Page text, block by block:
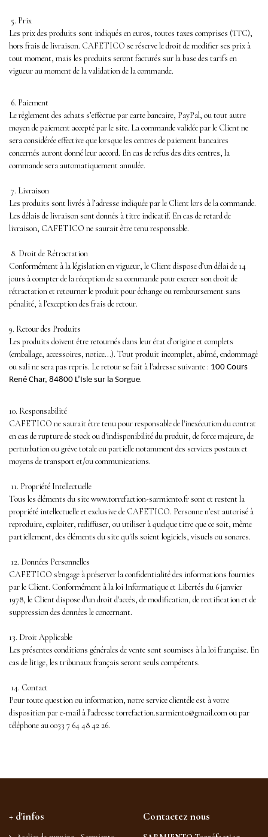
5. Prix
Les prix des produits sont indiqués en euros, toutes taxes comprises (TTC),
hors frais de livraison. CAFETICO se réserve le droit de modifier ses prix à
tout moment, mais les produits seront facturés sur la base des tarifs en
vigueur au moment de la validation de la commande.
6. Paiement
Le règlement des achats s’effectue par carte bancaire, PayPal, ou tout autre
moyen de paiement accepté par le site. La commande validée par le Client ne
sera considérée effective que lorsque les centres de paiement bancaires
concernés auront donné leur accord. En cas de refus des dits centres, la
commande sera automatiquement annulée.
7. Livraison
Les produits sont livrés à l’adresse indiquée par le Client lors de la commande.
Les délais de livraison sont donnés à titre indicatif. En cas de retard de
livraison, CAFETICO ne saurait être tenu responsable.
8. Droit de Rétractation
Conformément à la législation en vigueur, le Client dispose d’un délai de 14
jours à compter de la réception de sa commande pour exercer son droit de
rétractation et retourner le produit pour échange ou remboursement sans
pénalité, à l’exception des frais de retour.
9. Retour des Produits
Les produits doivent être retournés dans leur état d’origine et complets
(emballage, accessoires, notice...). Tout produit incomplet, abîmé, endommagé
ou sali ne sera pas repris. Le retour se fait à l'adresse suivante : 100 Cours
René Char, 84800 L’Isle sur la Sorgue.
10. Responsabilité
CAFETICO ne saurait être tenu pour responsable de l'inexécution du contrat
en cas de rupture de stock ou d'indisponibilité du produit, de force majeure, de
perturbation ou grève totale ou partielle notamment des services postaux et
moyens de transport et/ou communications.
11. Propriété Intellectuelle
Tous les éléments du site www.torrefaction-sarmiento.fr sont et restent la
propriété intellectuelle et exclusive de CAFETICO. Personne n’est autorisé à
reproduire, exploiter, rediffuser, ou utiliser à quelque titre que ce soit, même
partiellement, des éléments du site qu'ils soient logiciels, visuels ou sonores.
12. Données Personnelles
CAFETICO s'engage à préserver la confidentialité des informations fournies
par le Client. Conformément à la loi Informatique et Libertés du 6 janvier
1978, le Client dispose d'un droit d'accès, de modification, de rectification et de
suppression des données le concernant.
13. Droit Applicable
Les présentes conditions générales de vente sont soumises à la loi française. En
cas de litige, les tribunaux français seront seuls compétents.
14. Contact
Pour toute question ou information, notre service clientèle est à votre
disposition par e-mail à l’adresse torrefaction.sarmiento@gmail.com ou par
téléphone au 0033 7 64 48 42 26.
+ d'infos Contactez nous